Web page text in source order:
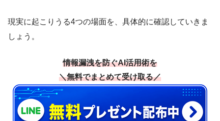
現実に起こりうる4つの場面を、具体的に確認していきま
しょう。
情報漏洩を防ぐAI活用術を
＼無料でまとめて受け取る／